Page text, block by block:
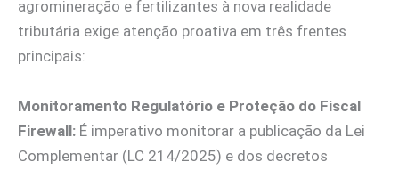
agromineração e fertilizantes à nova realidade
tributária exige atenção proativa em três frentes
principais:
Monitoramento Regulatório e Proteção do Fiscal
Firewall: É imperativo monitorar a publicação da Lei
Complementar (LC 214/2025) e dos decretos